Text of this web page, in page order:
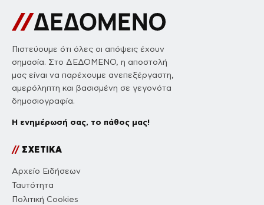
Πιστεύουμε ότι όλες οι απόψεις έχουν
σημασία. Στο ΔΕΔΟΜΕΝΟ, η αποστολή
μας είναι να παρέχουμε ανεπεξέργαστη,
αμερόληπτη και βασισμένη σε γεγονότα
δημοσιογραφία.
Η ενημέρωσή σας, το πάθος μας!
//ΣΧΕΤΙΚΑ
Αρχείο Ειδήσεων
Ταυτότητα
Πολιτική Cookies